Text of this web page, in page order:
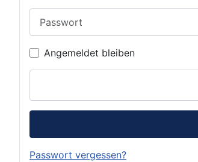
Angemeldet bleiben
Passwort vergessen?